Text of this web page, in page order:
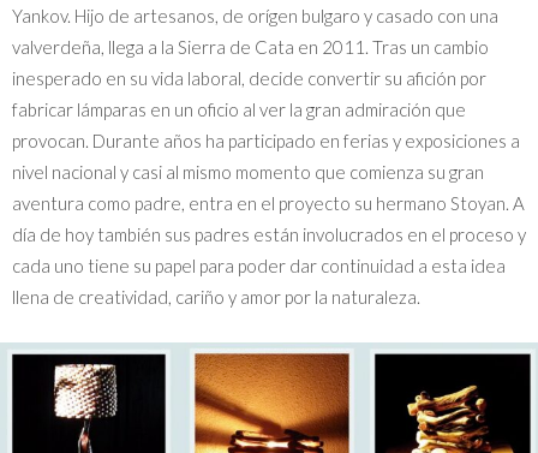
Yankov. Hijo de artesanos, de orígen bulgaro y casado con una
valverdeña, llega a la Sierra de Cata en 2011. Tras un cambio
inesperado en su vida laboral, decide convertir su afición por
fabricar lámparas en un oficio al ver la gran admiración que
provocan. Durante años ha participado en ferias y exposiciones a
nivel nacional y casi al mismo momento que comienza su gran
aventura como padre, entra en el proyecto su hermano Stoyan. A
día de hoy también sus padres están involucrados en el proceso y
cada uno tiene su papel para poder dar continuidad a esta idea
llena de creatividad, cariño y amor por la naturaleza.